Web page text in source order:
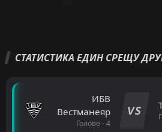
СТАТИСТИКА ЕДИН СРЕЩУ
ИБВ
Вестманеяр
Голове - 4
VS